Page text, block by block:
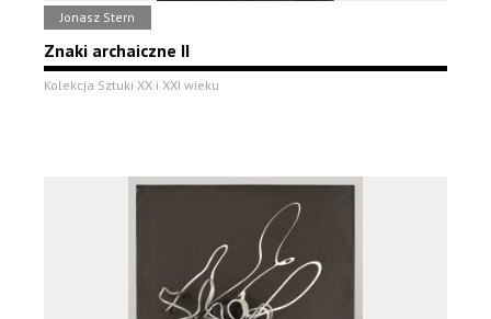
Jonasz Stern
Znaki archaiczne II
Kolekcja Sztuki XX i XXI wieku